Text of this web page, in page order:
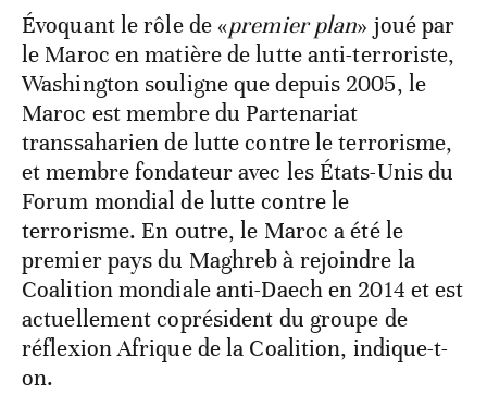
Évoquant le rôle de «premier plan» joué par
le Maroc en matière de lutte anti-terroriste,
Washington souligne que depuis 2005, le
Maroc est membre du Partenariat
transsaharien de lutte contre le terrorisme,
et membre fondateur avec les États-Unis du
Forum mondial de lutte contre le
terrorisme. En outre, le Maroc a été le
premier pays du Maghreb à rejoindre la
Coalition mondiale anti-Daech en 2014 et est
actuellement coprésident du groupe de
réflexion Afrique de la Coalition, indique-t-
on.